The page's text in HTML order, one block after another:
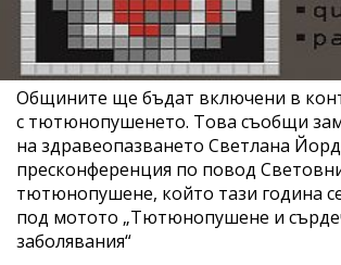
Общините ще бъдат включени в
с тютюнопушенето. Това съобщи
на здравеопазването Светлана
пресконференция по повод
тютюнопушене, който тази година
под мотото „Тютюнопушене и
заболявания“